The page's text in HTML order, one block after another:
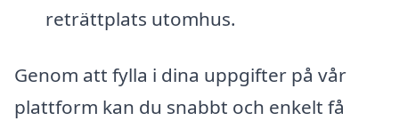
reträttplats utomhus.
Genom att fylla i dina uppgifter på vår
plattform kan du snabbt och enkelt få